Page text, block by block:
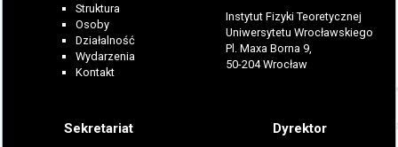
Struktura
Osoby
Działalność
Wydarzenia
Kontakt
Instytut Fizyki Teoretycznej
Uniwersytetu Wrocławskiego
Pl. Maxa Borna 9,
50-204 Wrocław
Sekretariat Dyrektor